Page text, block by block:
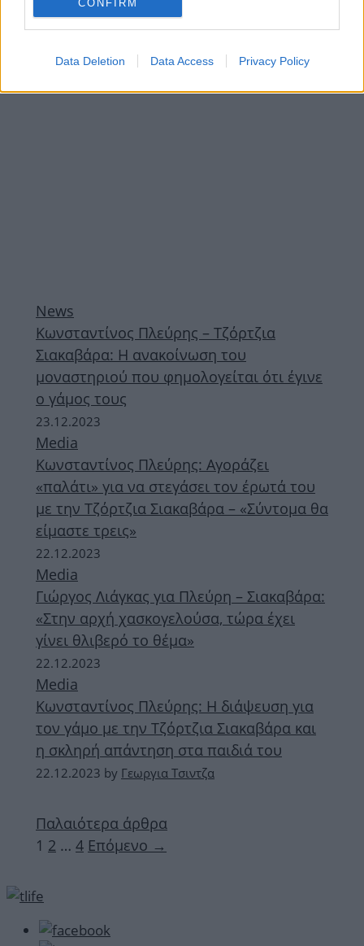
CONFIRM
Data Deletion Data Access Privacy Policy
πρωταγωνιστούσε σε… απαγορευμένη
παράσταση με ακατάλληλες σκηνές
News
Κωνσταντίνος Πλεύρης – Τζόρτζια
Σιακαβάρα: Η ανακοίνωση του
μοναστηριού που φημολογείται ότι έγινε
ο γάμος τους
23.12.2023
Media
Κωνσταντίνος Πλεύρης: Αγοράζει
«παλάτι» για να στεγάσει τον έρωτά του
με την Τζόρτζια Σιακαβάρα – «Σύντομα θα
είμαστε τρεις»
22.12.2023
Media
Γιώργος Λιάγκας για Πλεύρη – Σιακαβάρα:
«Στην αρχή χασκογελούσα, τώρα έχει
γίνει θλιβερό το θέμα»
22.12.2023
Media
Κωνσταντίνος Πλεύρης: Η διάψευση για
τον γάμο με την Τζόρτζια Σιακαβάρα και
η σκληρή απάντηση στα παιδιά του
22.12.2023 by Γεωργια Τσιντζα
Παλαιότερα άρθρα
Σελίδα
1 Σελίδα
2 … Σελίδα
4 Επόμενο →